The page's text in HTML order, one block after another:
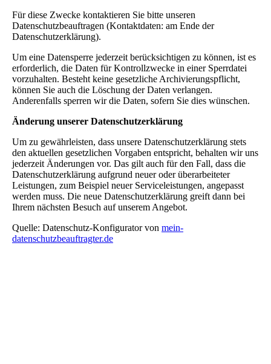
Für diese Zwecke kontaktieren Sie bitte unseren
Datenschutzbeauftragen (Kontaktdaten: am Ende der
Datenschutzerklärung).
Um eine Datensperre jederzeit berücksichtigen zu können, ist es
erforderlich, die Daten für Kontrollzwecke in einer Sperrdatei
vorzuhalten. Besteht keine gesetzliche Archivierungspflicht,
können Sie auch die Löschung der Daten verlangen.
Anderenfalls sperren wir die Daten, sofern Sie dies wünschen.
Änderung unserer Datenschutzerklärung
Um zu gewährleisten, dass unsere Datenschutzerklärung stets
den aktuellen gesetzlichen Vorgaben entspricht, behalten wir uns
jederzeit Änderungen vor. Das gilt auch für den Fall, dass die
Datenschutzerklärung aufgrund neuer oder überarbeiteter
Leistungen, zum Beispiel neuer Serviceleistungen, angepasst
werden muss. Die neue Datenschutzerklärung greift dann bei
Ihrem nächsten Besuch auf unserem Angebot.
Quelle: Datenschutz-Konfigurator von mein-
datenschutzbeauftragter.de